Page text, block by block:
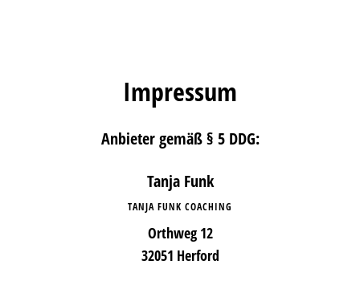
Impressum
Anbieter gemäß § 5 DDG:
Tanja Funk
TANJA FUNK COACHING
Orthweg 12
32051 Herford